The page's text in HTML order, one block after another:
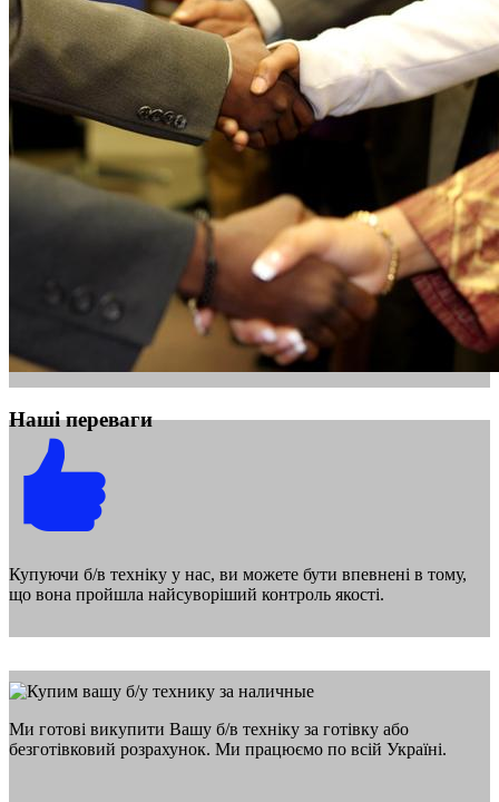
Наші переваги
Купуючи б/в техніку у нас, ви можете бути впевнені в тому,
що вона пройшла найсуворіший контроль якості.
Ми готові викупити Вашу б/в техніку за готівку або
безготівковий розрахунок. Ми працюємо по всій Україні.